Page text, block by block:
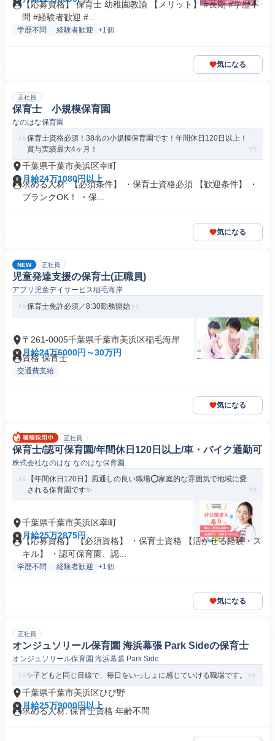
【応募資格】 保育士 幼稚園教諭 【メリット】 #長期 #学歴不
問 #経験者歓迎 #...
学歴不問 経験者歓迎 +1個
気になる
正社員
保育士 小規模保育園
なのはな保育園
保育士資格必須！38名の小規模保育園です！年間休日120日以上！
賞与実績最大4ヶ月！
千葉県千葉市美浜区幸町
月給24万1080円以上
求める人材: 【必須条件】 ・保育士資格必須 【歓迎条件】 ・
ブランクOK！ ・保...
気になる
NEW 正社員
児童発達支援の保育士(正職員)
アプリ児童デイサービス稲毛海岸
保育士免許必須／8:30勤務開始
〒261-0005千葉県千葉市美浜区稲毛海岸
月給24万6000円～30万円
資格 保育士
交通費支給
気になる
正社員
保育士/認可保育園/年間休日120日以上/車・バイク通勤可
株式会社なのはな なのはな保育園
【年間休日120日】風通しの良い職場⭕家庭的な雰囲気で地域に愛
される保育園です✨
千葉県千葉市美浜区幸町
月給25万2875円
【応募資格】 【必須資格】 ・保育士資格 【活かせる経験・ス
キル】 ・認可保育園、認...
学歴不問 経験者歓迎 +1個
気になる
正社員
オンジュソリール保育園 海浜幕張 Park Sideの保育士
オンジュソリール保育園 海浜幕張 Park Side
✨子どもと同じ目線で、毎日をいっしょに感じていける職場です。
千葉県千葉市美浜区ひび野
月給25万9000円以上
求める人材: 保育士資格 年齢不問